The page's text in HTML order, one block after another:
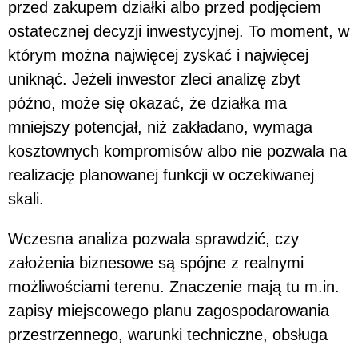
przed zakupem działki albo przed podjęciem
ostatecznej decyzji inwestycyjnej. To moment, w
którym można najwięcej zyskać i najwięcej
uniknąć. Jeżeli inwestor zleci analizę zbyt
późno, może się okazać, że działka ma
mniejszy potencjał, niż zakładano, wymaga
kosztownych kompromisów albo nie pozwala na
realizację planowanej funkcji w oczekiwanej
skali.
Wczesna analiza pozwala sprawdzić, czy
założenia biznesowe są spójne z realnymi
możliwościami terenu. Znaczenie mają tu m.in.
zapisy miejscowego planu zagospodarowania
przestrzennego, warunki techniczne, obsługa